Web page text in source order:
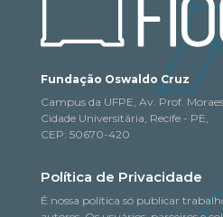
Fundação Oswaldo Cruz
Campus da UFPE, Av. Prof.
Cidade Universitária, Recife - PE,
CEP: 50670-420
Política de Privacidade
É nossa política só publicar